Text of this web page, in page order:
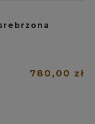
780,00 zł